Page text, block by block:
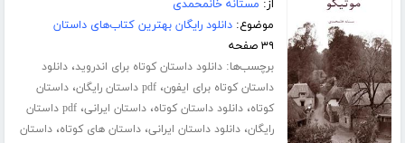
از: مستانه خانمحمدی
موضوع:دانلود رایگان بهترین کتاب‌های داستان
۳۹ صفحه
برچسب‌ها:دانلود داستان کوتاه برای اندروید،دانلود
داستان کوتاه برای ایفون،pdf داستان رایگان ،داستان
کوتاه،دانلود داستان کوتاه،داستان ایرانی،
pdf داستان
رایگان،دانلود داستان ایرانی،داستان های کوتاه،داستان